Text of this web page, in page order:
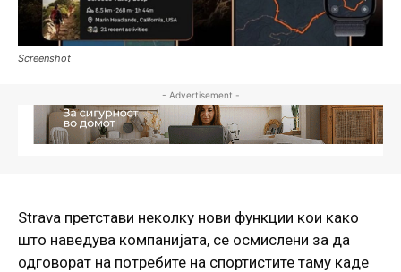
Screenshot
- Advertisement -
Strava претстави неколку нови функции кои како
што наведува компанијата, се осмислени за да
одговорат на потребите на спортистите таму каде